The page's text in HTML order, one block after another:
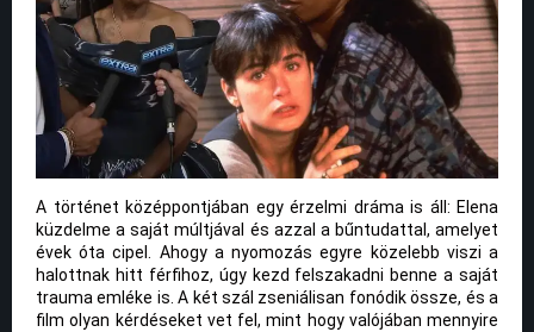
A történet középpontjában egy érzelmi dráma is áll: Elena
küzdelme a saját múltjával és azzal a bűntudattal, amelyet
évek óta cipel. Ahogy a nyomozás egyre közelebb viszi a
halottnak hitt férfihoz, úgy kezd felszakadni benne a saját
trauma emléke is. A két szál zseniálisan fonódik össze, és a
film olyan kérdéseket vet fel, mint hogy valójában mennyire